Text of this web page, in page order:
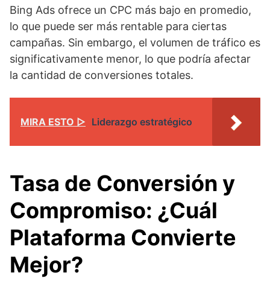
Bing Ads ofrece un CPC más bajo en promedio,
lo que puede ser más rentable para ciertas
campañas. Sin embargo, el volumen de tráfico es
significativamente menor, lo que podría afectar
la cantidad de conversiones totales.
MIRA ESTO ▷ Liderazgo estratégico
Tasa de Conversión y
Compromiso: ¿Cuál
Plataforma Convierte
Mejor?